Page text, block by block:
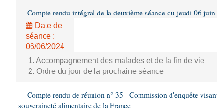
Compte rendu intégral de la deuxième séance du jeudi 06
Date de
séance :
06/06/2024
1. Accompagnement des malades et de la fin de vie
2. Ordre du jour de la prochaine séance
Compte rendu de réunion n° 35 - Commission d'enquête
souveraineté alimentaire de la France